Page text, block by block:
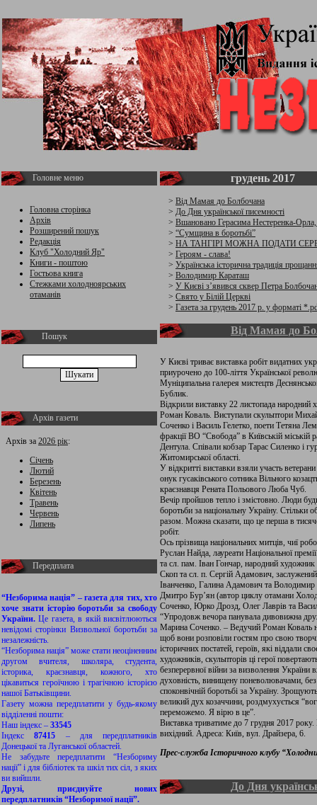
Головне меню
Головна сторінка
Архів
Розширений пошук
Редакція
Клуб "Холодний Яр"
Книги - поштою
Гостьова книга
Стежками холодноярських
отаманів
Пошук
Архів газети
Архів за 2026 рік:
Січень
Лютий
Березень
Квітень
Травень
Червень
Липень
Передплата
“Незборима нація” – газета для тих, хто
хоче знати історію боротьби за свободу
України.Це газета, в якій висвітлюються
невідомі сторінки Визвольної боротьби за
незалежність.
“Незборима нація” може стати неоціненним
другом вчителя, школяра, студента,
історика, краєзнавця, кожного, хто
цікавиться героїчною і трагічною історією
нашої Батьківщини.
Газету можна передплатити у будь-якому
відділенні пошти:
Наш індекс – 33545
Індекс87415 – для передплатників
Донецької та Луганської областей.
Не забудьте передплатити “Незбориму
нації” і для бібліотек та шкіл тих сіл, з яких
ви вийшли.
Друзі, приєднуйте нових
передплатників “Незборимої нації”.
грудень 2017
> Від Мамая до Болбочана
> До Дня української писемності
> Вшановано Герасима Нестеренка-
> “Сумщина в боротьбі”
> НА ТАНГІРІ МОЖНА ПОДАТИ
> Героям - слава!
> Українська історична традиція
> Володимир Караташ
> У Києві з’явився сквер Петра
> Свято у Білій Церкві
> Газета за грудень 2017 р. у форматі
Від Мамая до
У Києві триває виставка робіт видатних
приурочено до 100-ліття Української
Муніципальна галерея мистецтв
Бублик.
Відкрили виставку 22 листопада
Роман Коваль. Виступали скульптори
Соченко і Василь Гелетко, поети Тетяна
фракції ВО “Свобода” в Київській
Дентула. Співали кобзар Тарас Силенко і
Житомирської області.
У відкритті виставки взяли участь
онук гусаківського сотника Вільного
краєзнавця Рената Польового Люба Чуб.
Вечір пройшов тепло і змістовно. Люди
боротьби за національну Україну. Стільки
разом. Можна сказати, що це перша в
робіт.
Ось прізвища національних митців, чиї
Руслан Найда, лауреати Національної
та сл. пам. Іван Гончар, народний
Скоп та сл. п. Сергій Адамович,
Іванченко, Галина Адамович та
Дмитро Бур’ян (автор циклу отамани
Соченко, Юрко Дрозд, Олег Лаврів та
“Упродовж вечора панувала дивовижна
Марина Соченко. – Ведучий Роман Коваль
щоб вони розповіли гостям про свою
історичних постатей, героїв, які віддали
художників, скульпторів ці герої
безперервної війни за визволення України
духовність, винищену поневолювачами, без
споконвічній боротьбі за Україну.
великий дух козаччини, роздмухується
переможемо. Я вірю в це”.
Виставка триватиме до 7 грудня 2017
вихідний. Адреса: Київ, вул. Драйзера, 6.
Прес-служба Історичного клубу
До Дня